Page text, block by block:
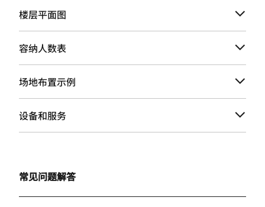
楼层平面图
容纳人数表
场地布置示例
设备和服务
常见问题解答